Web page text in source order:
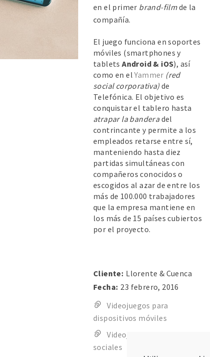
en el primer brand-filmde la
compañía.
El juego funciona en soportes
móviles (smartphones y
tabletsAndroid & iOS), así
como en elYammer (red
social corporativa) de
Telefónica. El objetivo es
conquistar el tablero hasta
atrapar la banderadel
contrincante y permite a los
empleados retarse entre sí,
manteniendo hasta diez
partidas simultáneas con
compañeros conocidos o
escogidos al azar de entre los
más de 100.000 trabajadores
que la empresa mantiene en
los más de 15 países cubiertos
por el proyecto.
Cliente: Llorente & Cuenca
Fecha: 23 febrero, 2016
Videojuegos para
dispositivos móviles
Videojuegos para redes
sociales